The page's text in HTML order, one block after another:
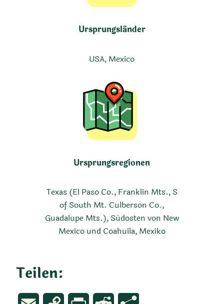
Ursprungsländer
USA, Mexico
Ursprungsregionen
Texas (El Paso Co., Franklin Mts., S
of South Mt. Culberson Co.,
Guadalupe Mts.), Südosten von New
Mexico und Coahuila, Mexiko
Teilen: